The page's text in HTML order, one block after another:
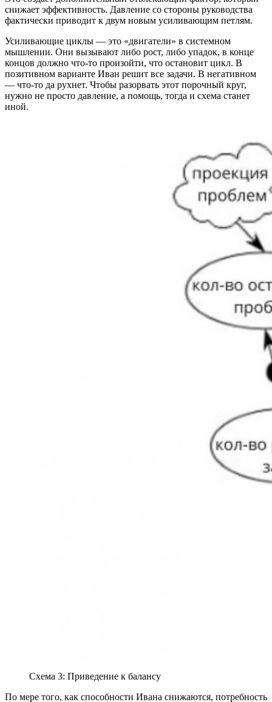
снижает эффективность. Давление со стороны руководства
фактически приводит к двум новым усиливающим петлям.
Усиливающие циклы — это «двигатели» в системном
мышлении. Они вызывают либо рост, либо упадок, в конце
концов должно что-то произойти, что остановит цикл. В
позитивном варианте Иван решит все задачи. В негативном
— что-то да рухнет. Чтобы разорвать этот порочный круг,
нужно не просто давление, а помощь, тогда и схема станет
иной.
Схема 3: Приведение к балансу
По мере того, как способности Ивана снижаются, потребность